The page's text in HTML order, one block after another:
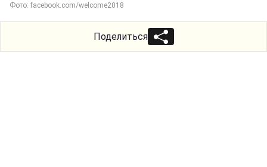
Фото: facebook.com/welcome2018
Поделиться